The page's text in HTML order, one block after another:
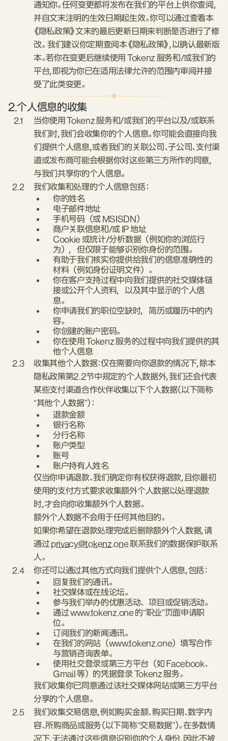
通知你。任何变更都将发布在我们的平台上供你查阅，
并自文末注明的生效日期起生效。你可以通过查看本
《隐私政策》文末的最后更新日期来判断是否进行了修
改。 我们建议你定期查阅本《隐私政策》，以确认最新版
本。若你在变更后继续使用 Tokenz 服务和/或我们的
平台，即视为你已在适用法律允许的范围内审阅并接
受了此类变更。
2.个人信息的收集
2.1
当你使用 Tokenz 服务和/或我们的平台以及/或联系
我们时，我们会收集你的个人信息。你可能会直接向我
们提供个人信息，或者我们的关联公司、子公司、支付渠
道或发布商可能会根据你对这些第三方所作的同意，
与我们共享你的个人信息。
2.2
我们收集和处理的个人信息包括：
你的姓名
电子邮件地址
手机号码（或 MSISDN）
商户关联信息和/或 IP 地址
Cookie 或统计/分析数据（例如你的浏览行
为），但仅限于能够识别你身份的范围。
有助于我们核实你提供给我们的信息准确性的
材料（例如身份证明文件）。
你在客户支持过程中向我们提供的社交媒体链
接或公开个人资料，以及其中显示的个人信
息。
你申请我们的职位空缺时，简历或履历中的内
容。
你创建的账户密码。
你在使用 Tokenz 服务的过程中向我们提供的其
他个人信息
2.3
收集其他个人数据：仅在需要向你退款的情况下，除本
隐私政策第2.2节中规定的个人数据外，我们还会代表
某些支付渠道合作伙伴收集以下个人数据（以下简称
“其他个人数据”）：
退款金额
银行名称
分行名称
账户类型
账号
账户持有人姓名
仅当你申请退款、我们确定你有权获得退款，且你最初
使用的支付方式要求收集额外个人数据以处理退款
时，才会向你收集额外个人数据。
额外个人数据不会用于任何其他目的。
如果你希望在退款处理完成后删除额外个人数据，请
通过privacy@tokenz.one联系我们的数据保护联系
人。
2.4
你还可以通过其他方式向我们提供个人信息，包括：
回复我们的通讯。
社交媒体或在线论坛。
参与我们举办的优惠活动、项目或促销活动。
通过 www.tokenz.one 的“职业”页面申请职
位。
订阅我们的新闻通讯。
在我们的网站（www.tokenz.one）填写合作
与营销咨询表单。
使用社交登录或第三方平台（如 Facebook、
Gmail 等）的凭据登录 Tokenz 服务。
我们收集你已同意通过该社交媒体网站或第三方平台
分享的个人信息。
2.5
我们收集交易信息，例如购买金额、购买日期、数字内
容、所购商品或服务（以下简称“交易数据”）。在多数情
况下，无法通过这些信息识别你的个人身份，因此不被